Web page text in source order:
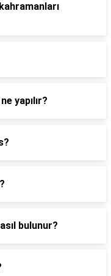
yapılır?
bulunur?